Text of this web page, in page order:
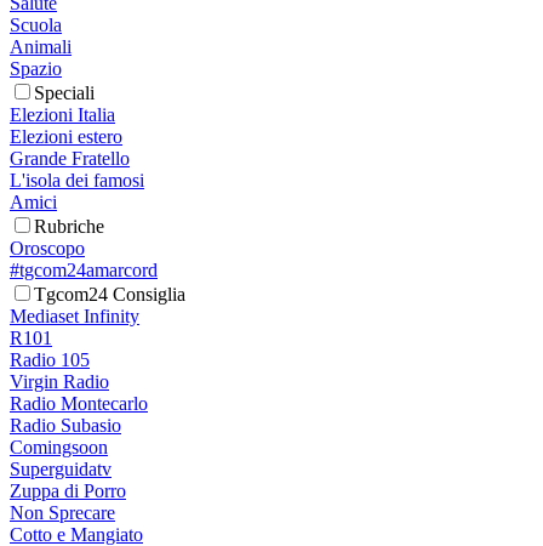
Scuola
Animali
Spazio
Speciali
Elezioni Italia
Elezioni estero
Grande Fratello
L'isola dei famosi
Amici
Rubriche
Oroscopo
#tgcom24amarcord
Tgcom24 Consiglia
Mediaset Infinity
R101
Radio 105
Virgin Radio
Radio Montecarlo
Radio Subasio
Comingsoon
Superguidatv
Zuppa di Porro
Non Sprecare
Cotto e Mangiato